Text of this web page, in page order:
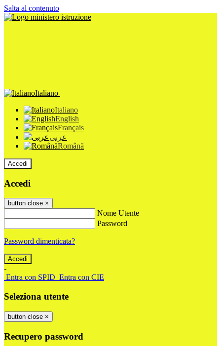
Salta al contenuto
Italiano
Italiano
English
Français
عربى
Română
Accedi
Accedi
button close ×
Nome Utente
Password
Password dimenticata?
-
Entra con SPID Entra con CIE
Seleziona utente
button close ×
Recupero password